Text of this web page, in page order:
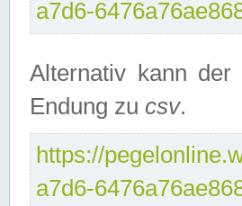
a7d6-
Alternativ kann
Endung zu csv.
https://
a7d6-